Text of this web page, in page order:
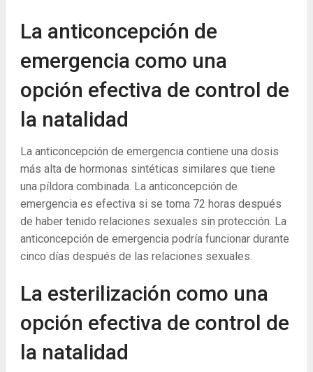
La anticoncepción de
emergencia como una
opción efectiva de control de
la natalidad
La anticoncepción de emergencia contiene una dosis
más alta de hormonas sintéticas similares que tiene
una píldora combinada. La anticoncepción de
emergencia es efectiva si se toma 72 horas después
de haber tenido relaciones sexuales sin protección. La
anticoncepción de emergencia podría funcionar durante
cinco días después de las relaciones sexuales.
La esterilización como una
opción efectiva de control de
la natalidad